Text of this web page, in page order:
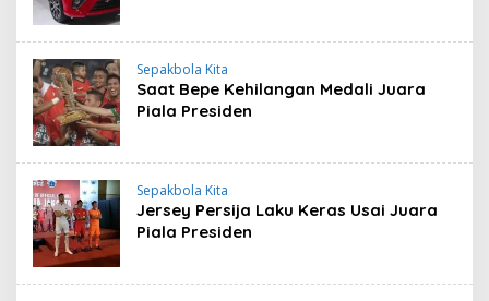
Sepakbola Kita
Saat Bepe Kehilangan Medali Juara
Piala Presiden
Sepakbola Kita
Jersey Persija Laku Keras Usai Juara
Piala Presiden